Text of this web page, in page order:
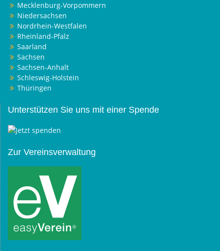
Mecklenburg-Vorpommern
Niedersachsen
Nordrhein-Westfalen
Rheinland-Pfalz
Saarland
Sachsen
Sachsen-Anhalt
Schleswig-Holstein
Thüringen
Unterstützen Sie uns mit einer Spende
Zur Vereinsverwaltung